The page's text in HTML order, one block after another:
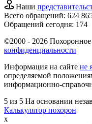
Наши
Всего обращений: 624
Обращений сегодня: 174
©2000 - 2026
конфиденциальности
Информация на сайте не
определяемой
информационно-
5 из 5 На основании
Калькулятор похорон
x